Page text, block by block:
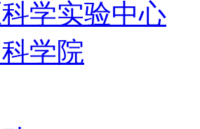
学实验中心
学院